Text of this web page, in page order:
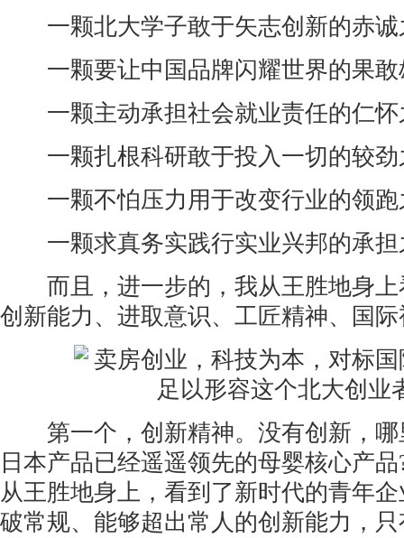
一颗北大学子敢于矢志创新的赤诚
一颗要让中国品牌闪耀世界的果敢
一颗主动承担社会就业责任的仁怀
一颗扎根科研敢于投入一切的较劲
一颗不怕压力用于改变行业的领跑
一颗求真务实践行实业兴邦的承担
而且，进一步的，我从王胜地身上
创新能力、进取意识、工匠精神、国
第一个，创新精神。没有创新，哪
日本产品已经遥遥领先的母婴核心产
从王胜地身上，看到了新时代的青年
破常规、能够超出常人的创新能力，